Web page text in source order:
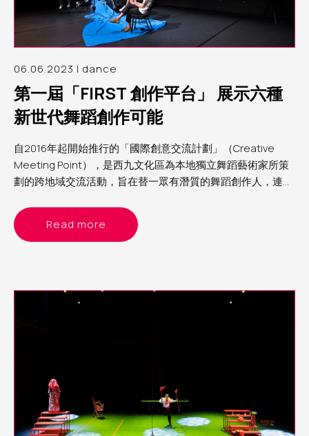
06.06.2023 | dance
第一屆「FIRST 創作平台」 展示六種
新世代舞蹈創作可能
自2016年起開始推行的「國際創意交流計劃」（Creative
Meeting Point），是西九文化區為本地獨立舞蹈藝術家所策
劃的跨地域交流活動，旨在替一眾有潛質的舞蹈創作人，連結
首辦「自由舞」，順理成章也建立了「FIRST創作平台」，邀
請其中六位曾參與「國際創意交流計劃」的女舞蹈藝術家，於
Read more